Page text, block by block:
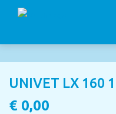
UNIVET LX 160
€ 0,00